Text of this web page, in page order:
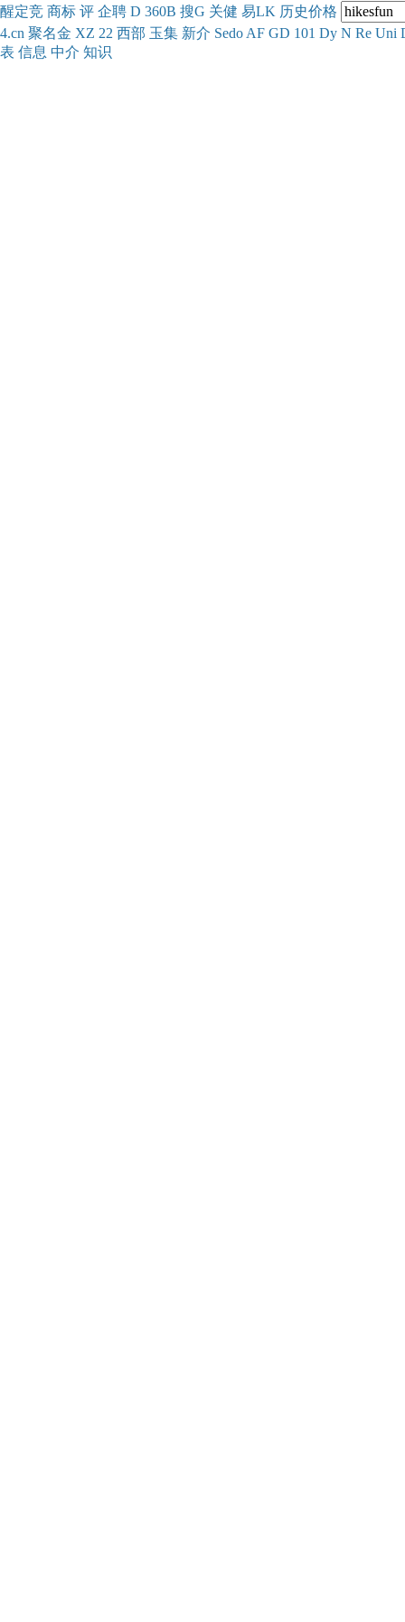
醒定竞 商标 评 企聘 D 360B 搜G 关健 易LK 历史价格
4.cn 聚名金 XZ 22 西部 玉集 新介 Sedo AF GD 101 Dy N Re Uni
表 信息 中介 知识